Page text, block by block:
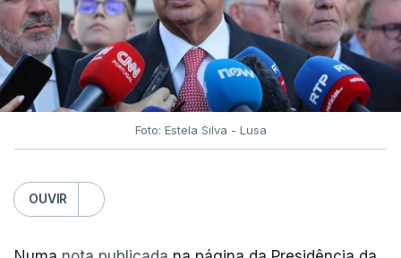
Foto: Estela Silva - Lusa
OUVIR